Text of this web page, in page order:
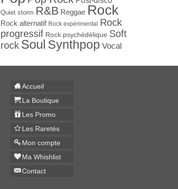
AJOUTER AU PANIER
AJOUTER AU
Quiet storm R&B Reggae Rock
Rock alternatif Rock expérimental Rock
progressif Rock psychédélique Soft
rock Soul Synthpop Vocal
Accueil
La Boutique
Les Promo
Les Raretés
Mon compte
Ma Whishlist
Contact